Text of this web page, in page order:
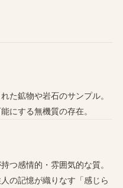
た鉱物や岩石のサンプル。
にする無機質の存在。
つ感情的・雰囲気的な質。
の記憶が織りなす「感じら